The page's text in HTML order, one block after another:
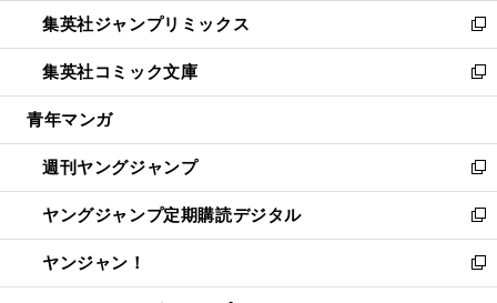
く
で
開
く
ド
ウ
で
開
ィ
ン
ド
ウ
開
く
し
い
ウ
ィ
ン
ウ
で
開
く
集英社ジャンプリミックス
新
し
い
ウ
ン
ド
ウ
で
開
く
集英社コミック文庫
新
し
ウ
ィ
ン
ド
ウ
で
開
青年マンガ
週刊ヤングジャンプ
新
し
い
ウ
ィ
ン
ヤングジャンプ定期購読デジタル
新
し
い
ウ
ヤンジャン！
新
し